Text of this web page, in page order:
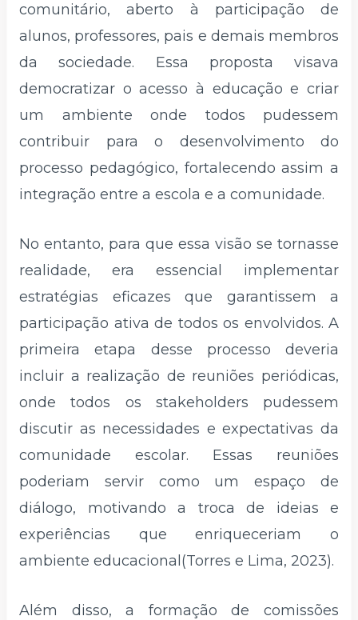
comunitário, aberto à participação de
alunos, professores, pais e demais membros
da sociedade. Essa proposta visava
democratizar o acesso à educação e criar
um ambiente onde todos pudessem
contribuir para o desenvolvimento do
processo pedagógico, fortalecendo assim a
integração entre a escola e a comunidade.
No entanto, para que essa visão se tornasse
realidade, era essencial implementar
estratégias eficazes que garantissem a
participação ativa de todos os envolvidos. A
primeira etapa desse processo deveria
incluir a realização de reuniões periódicas,
onde todos os stakeholders pudessem
discutir as necessidades e expectativas da
comunidade escolar. Essas reuniões
poderiam servir como um espaço de
diálogo, motivando a troca de ideias e
experiências que enriqueceriam o
ambiente educacional(Torres e Lima, 2023).
Além disso, a formação de comissões